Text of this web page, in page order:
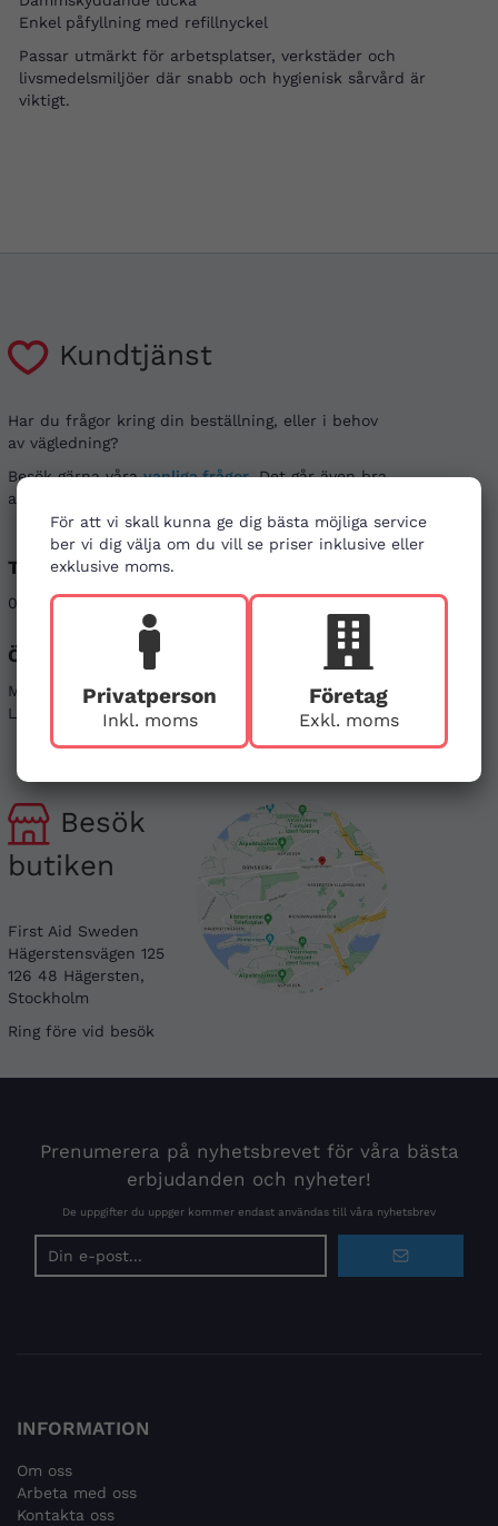
För att vi skall kunna ge dig bästa möjliga service
ber vi dig välja om du vill se priser inklusive eller
exklusive moms.
Privatperson
Inkl. moms
Företag
Exkl. moms
Enkel påfyllning med refillnyckel
Passar utmärkt för arbetsplatser, verkstäder och
livsmedelsmiljöer där snabb och hygienisk sårvård är
viktigt.
Kundtjänst
Har du frågor kring din beställning, eller i behov
av vägledning?
Besök gärna våravanliga frågor. Det går även bra
att kontakta oss genom alternativen nedan.
Telefon
08-121 464 90 info@firstaid.se
Öppettider
Mån - Fre 08-17
Lör & Sön - stängt
Sociala medier
Linkedin
Besök
butiken
First Aid Sweden
Hägerstensvägen 125
126 48 Hägersten,
Stockholm
Ring före vid besök
Prenumerera på nyhetsbrevet för våra bästa
erbjudanden och nyheter!
De uppgifter du uppger kommer endast användas till våra nyhetsbrev
INFORMATION
Om oss
Arbeta med oss
Kontakta oss